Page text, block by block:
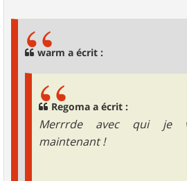
warm a écrit :
Regoma a écrit :
Merrrde avec qui je
maintenant !